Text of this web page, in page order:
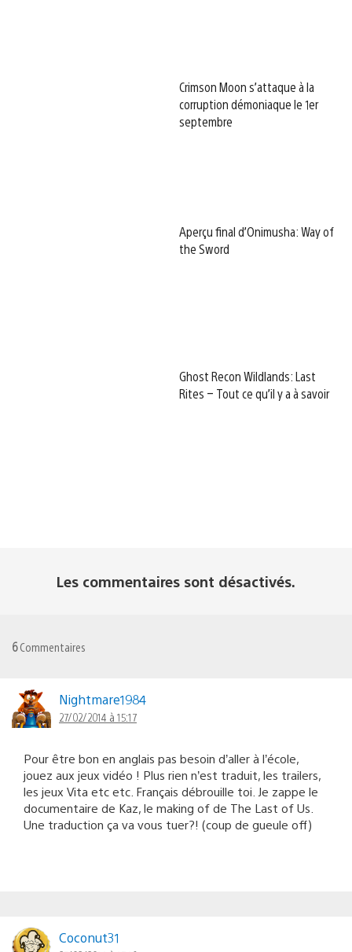
Crimson Moon s’attaque à la
corruption démoniaque le 1er
septembre
Aperçu final d’Onimusha: Way of
the Sword
Ghost Recon Wildlands: Last
Rites – Tout ce qu’il y a à savoir
Les commentaires sont désactivés.
6Commentaires
Nightmare1984
27/02/2014 à 15:17
Pour être bon en anglais pas besoin d’aller à l’école,
jouez aux jeux vidéo ! Plus rien n’est traduit, les trailers,
les jeux Vita etc etc. Français débrouille toi. Je zappe le
documentaire de Kaz, le making of de The Last of Us.
Une traduction ça va vous tuer?! (coup de gueule off)
Coconut31